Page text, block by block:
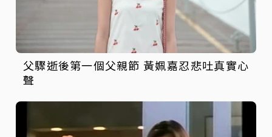
父驟逝後第一個父親節 黃姵嘉忍悲吐真實心
聲